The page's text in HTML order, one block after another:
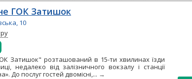
ГОК Затишок
10
Затишок" розташований в 15-ти хвилинах їзди
недалеко від залізничного вокзалу і станції
До послуг гостей двомісні,... →